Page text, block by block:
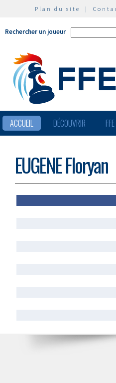
Plan du site |
Rechercher un joueur
ACCUEIL DÉCOUVRIR FFE
EUGENE Floryan